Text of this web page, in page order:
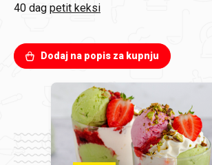
40 dag petit keksi
Dodaj na popis za kupnju